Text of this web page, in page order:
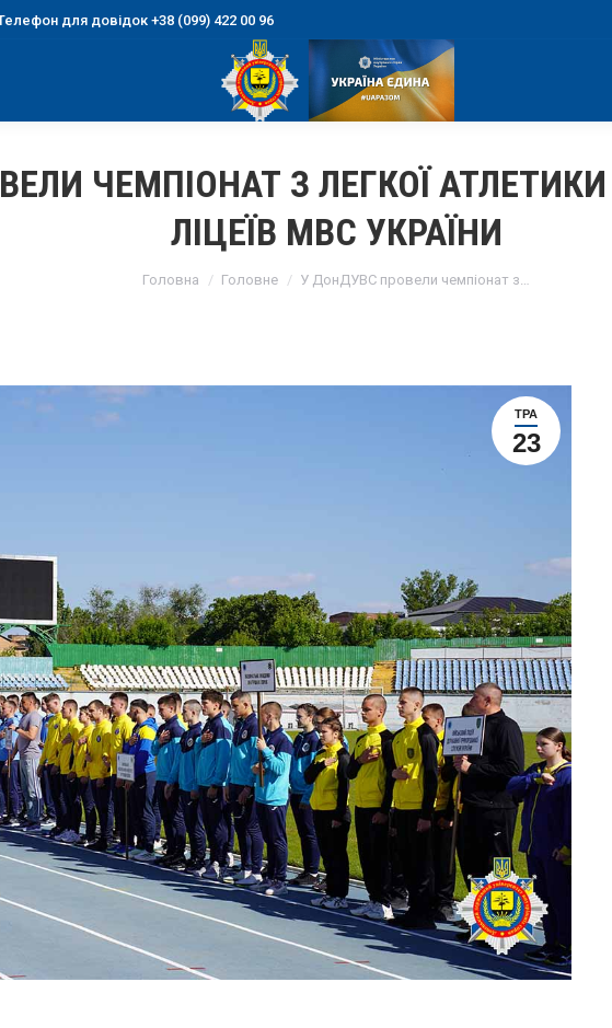
для довідок +38 (099) 422 00 96
ЧЕМПІОНАТ З ЛЕГКОЇ
ЛІЦЕЇВ МВС УКРАЇНИ
Головна Головне У ДонДУВС провели чемпіонат з…
ТРА
23